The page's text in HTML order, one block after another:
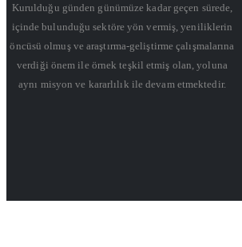
Kurulduğu günden günümüze kadar geçen sürede,
içinde bulunduğu sektöre yön vermiş, yeniliklerin
öncüsü olmuş ve araştırma-geliştirme çalışmalarına
verdiği önem ile örnek teşkil etmiş olan, yoluna
aynı misyon ve kararlılık ile devam etmektedir.